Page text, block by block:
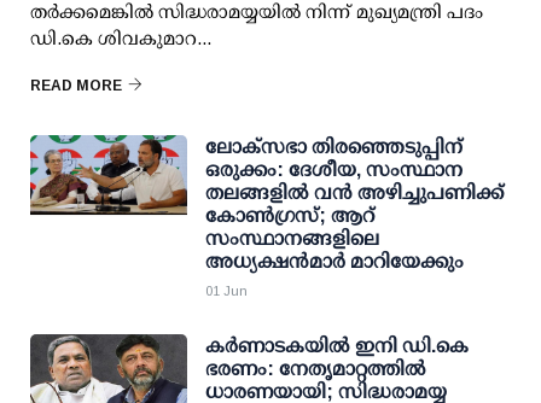
തര്‍ക്കമെങ്കില്‍ സിദ്ധരാമയ്യയില്‍ നിന്ന് മുഖ്യമന്ത്രി പദം
ഡി.കെ ശിവകുമാറ...
READ MORE
ലോക്‌സഭാ തിരഞ്ഞെടുപ്പിന്
ഒരുക്കം: ദേശീയ, സംസ്ഥാന
തലങ്ങളില്‍ വന്‍ അഴിച്ചുപണിക്ക്
കോണ്‍ഗ്രസ്; ആറ്
സംസ്ഥാനങ്ങളിലെ
അധ്യക്ഷന്‍മാര്‍ മാറിയേക്കും
01 Jun
കര്‍ണാടകയില്‍ ഇനി ഡി.കെ
ഭരണം: നേതൃമാറ്റത്തില്‍
ധാരണയായി; സിദ്ധരാമയ്യ